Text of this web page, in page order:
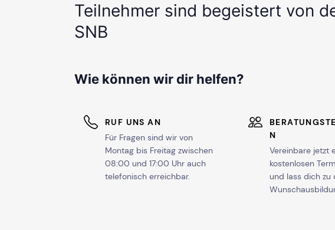
Teilnehmer sind begeistert von
SNB
Wie können wir dir helfen?
RUF UNS AN
Für Fragen sind wir von
Montag bis Freitag zwischen
08:00 und 17:00 Uhr auch
telefonisch erreichbar.
N
Vereinbare jetzt
kostenlosen
und lass dich zu